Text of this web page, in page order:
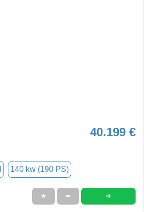
40.199 €
140 kw (190 PS)
★ ➦ ➜